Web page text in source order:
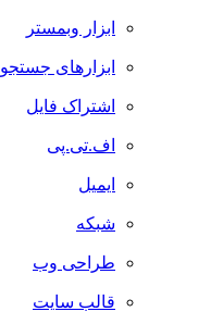
ابزار وبمستر
ابزارهای جستجو
اشتراک فایل
اف.تی.پی
ایمیل
شبکه
طراحی وب
قالب سایت